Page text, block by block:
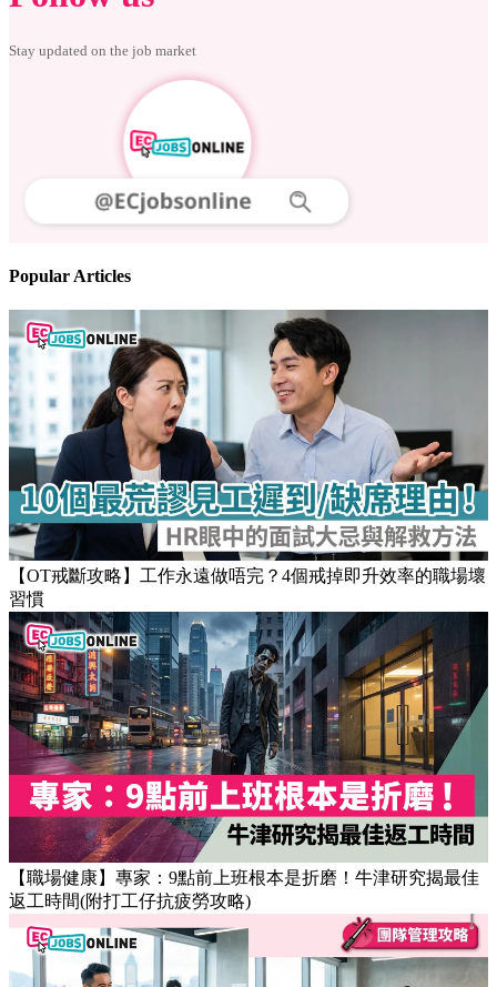
Follow us
Popular Articles
【OT戒斷攻略】工作永遠做唔完？4個戒掉即升效率的職場壞
習慣